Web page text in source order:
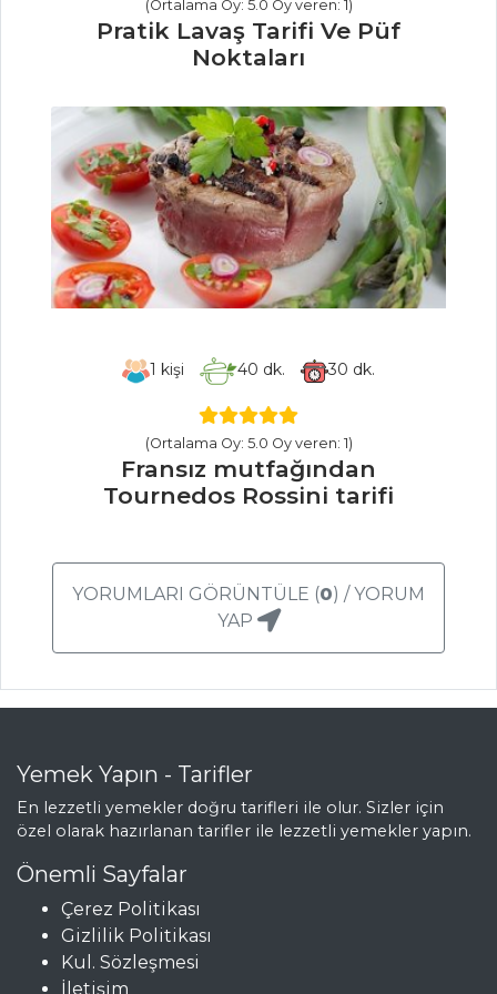
Patlıcan Ezme
Patatesli Ve Çam
Fıstıklı Meze
Mezeler Tüm
Tarifleri
Tahinli
Karnabahar Salatası
Elmalı ve
Peynirli Salata
Salatalar Tüm
SEBZE
YEMEKLERI
Ispanaklı Köfte
Ispanak
Yatağında
Kabak Çubukları
Sebze Yemekleri
Tüm Tarifleri
(Ortalama Oy: 5.0 Oy veren: 1)
Pratik Lavaş Tarifi Ve Püf
Noktaları
1 kişi 40 dk. 30 dk.
(Ortalama Oy: 5.0 Oy veren: 1)
Fransız mutfağından
Tournedos Rossini tarifi
YORUMLARI GÖRÜNTÜLE (0) / YORUM
YAP
Yemek Yapın - Tarifler
En lezzetli yemekler doğru tarifleri ile olur. Sizler için
özel olarak hazırlanan tarifler ile lezzetli yemekler yapın.
Önemli Sayfalar
Çerez Politikası
Gizlilik Politikası
Kul. Sözleşmesi
İletişim